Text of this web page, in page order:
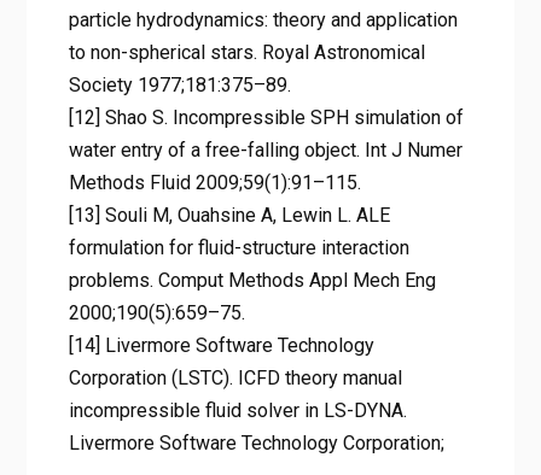
particle hydrodynamics: theory and application
to non-spherical stars. Royal Astronomical
Society 1977;181:375–89.
[12] Shao S. Incompressible SPH simulation of
water entry of a free-falling object. Int J Numer
Methods Fluid 2009;59(1):91–115.
[13] Souli M, Ouahsine A, Lewin L. ALE
formulation for fluid-structure interaction
problems. Comput Methods Appl Mech Eng
2000;190(5):659–75.
[14] Livermore Software Technology
Corporation (LSTC). ICFD theory manual
incompressible fluid solver in LS-DYNA.
Livermore Software Technology Corporation;